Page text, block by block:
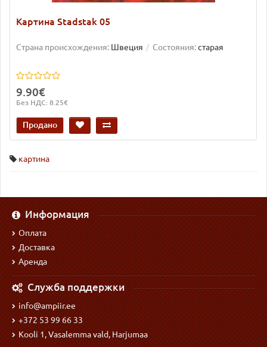
Картина Stadstak 05
Страна происхождения: Швеция Состояния:старая
9.90€
Без НДС: 8.25€
Продано
картина
Информация
Оплата
Доставка
Аренда
Служба поддержки
info@ampiir.ee
+372 53 99 66 33
Kooli 1, Vasalemma vald, Harjumaa